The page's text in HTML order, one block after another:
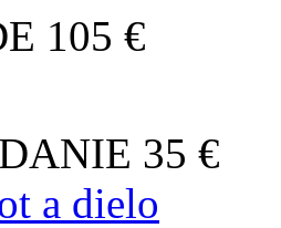
105 €
35 €
a dielo